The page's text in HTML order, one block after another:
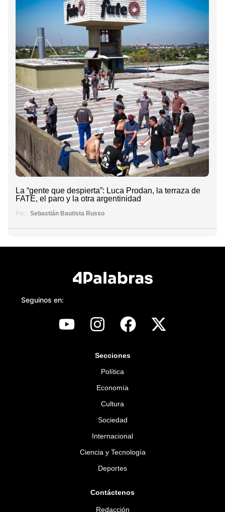
La “gente que despierta”: Luca Prodan, la terraza de
FATE, el paro y la otra argentinidad
Por: Sebastián Bautista Russo
Seguinos en:
Secciones
Política
Economía
Cultura
Sociedad
Internacional
Ciencia y Tecnología
Deportes
Contáctenos
Redacción